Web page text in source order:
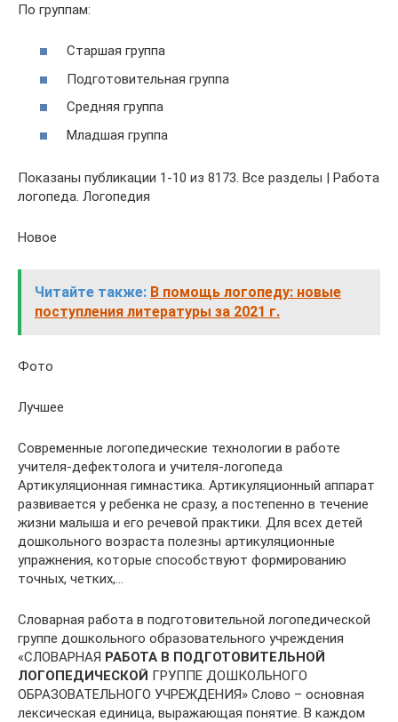
По группам:
Старшая группа
Подготовительная группа
Средняя группа
Младшая группа
Показаны публикации 1-10 из 8173. Все разделы | Работа
логопеда. Логопедия
Новое
Читайте также: В помощь логопеду: новые
поступления литературы за 2021 г.
Фото
Лучшее
Современные логопедические технологии в работе
учителя-дефектолога и учителя-логопеда
Артикуляционная гимнастика. Артикуляционный аппарат
развивается у ребенка не сразу, а постепенно в течение
жизни малыша и его речевой практики. Для всех детей
дошкольного возраста полезны артикуляционные
упражнения, которые способствуют формированию
точных, четких,…
Словарная работа в подготовительной логопедической
группе дошкольного образовательного учреждения
«СЛОВАРНАЯ РАБОТА В ПОДГОТОВИТЕЛЬНОЙ
ЛОГОПЕДИЧЕСКОЙ ГРУППЕ ДОШКОЛЬНОГО
ОБРАЗОВАТЕЛЬНОГО УЧРЕЖДЕНИЯ» Слово – основная
лексическая единица, выражающая понятие. В каждом